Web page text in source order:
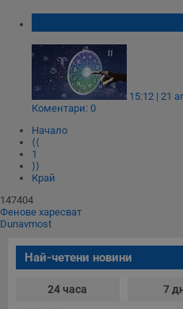
15:12 | 21
Коментари: 0
Начало
⟨⟨
1
⟩⟩
Край
147404
Фенове харесват
Dunavmost
Най-четени новини
24 часа 7